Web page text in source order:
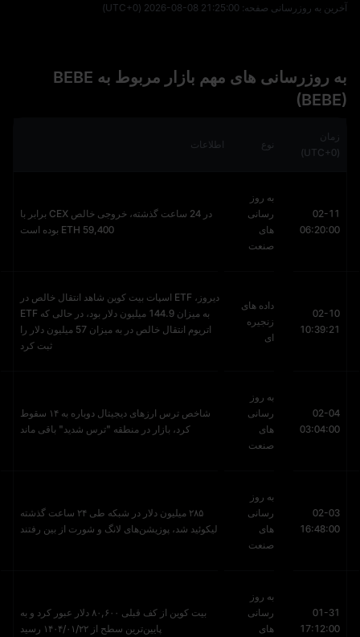
آخرین به‌ روزرسانی صفحه: 2026-08-08 21:25:00
(UTC+0)
به‌ روزرسانی‌ های مهم بازار مربوط به BEBE
(BEBE)
زمان
(UTC+0)
نوع اطلاعات
02-11
06:20:00
به روز
رسانی
های
صنعت
در 24 ساعت گذشته، خروجی خالص CEX برابر با
59,400 ETH بوده است
02-10
10:39:21
داده های
زنجیره
ای
دیروز، ETF اسپات بیت کوین شاهد انتقال خالص در
به میزان 144.9 میلیون دلار بود، در حالی که ETF
اتریوم انتقال خالص در به میزان 57 میلیون دلار را
ثبت کرد
02-04
03:04:00
به روز
رسانی
های
صنعت
شاخص ترس ارزهای دیجیتال دوباره به ۱۴ سقوط
کرد، بازار در منطقه "ترس شدید" باقی ماند
02-03
16:48:00
به روز
رسانی
های
صنعت
۲۸۵ میلیون دلار در شبکه طی ۲۴ ساعت گذشته
لیکوئید شد، پوزیشن‌های لانگ و شورت از بین رفتند
01-31
17:12:00
به روز
رسانی
های
بیت کوین از کف قبلی ۸۰,۶۰۰ دلار عبور کرد و به
پایین‌ترین سطح از ۱۴۰۴/۰۱/۲۲ رسید